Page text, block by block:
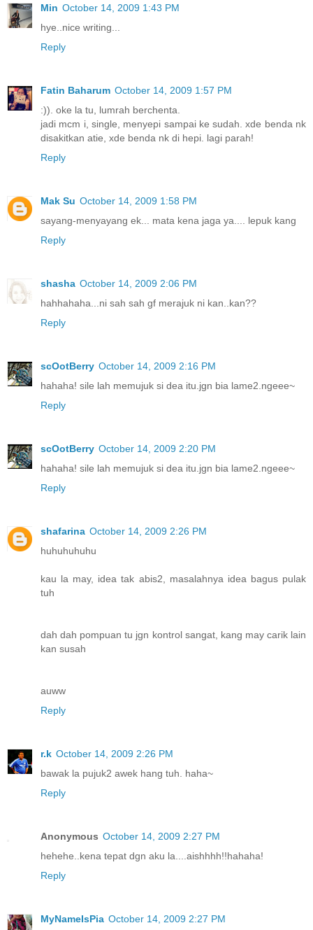
Min October 14, 2009 1:43 PM
hye..nice writing...
Reply
Fatin Baharum October 14, 2009 1:57 PM
:)). oke la tu, lumrah berchenta.
jadi mcm i, single, menyepi sampai ke sudah. xde benda nk
disakitkan atie, xde benda nk di hepi. lagi parah!
Reply
Mak Su October 14, 2009 1:58 PM
sayang-menyayang ek... mata kena jaga ya.... lepuk kang
Reply
shasha October 14, 2009 2:06 PM
hahhahaha...ni sah sah gf merajuk ni kan..kan??
Reply
scOotBerry October 14, 2009 2:16 PM
hahaha! sile lah memujuk si dea itu.jgn bia lame2.ngeee~
Reply
scOotBerry October 14, 2009 2:20 PM
hahaha! sile lah memujuk si dea itu.jgn bia lame2.ngeee~
Reply
shafarina October 14, 2009 2:26 PM
huhuhuhuhu
kau la may, idea tak abis2, masalahnya idea bagus pulak
tuh
dah dah pompuan tu jgn kontrol sangat, kang may carik lain
kan susah
auww
Reply
r.k October 14, 2009 2:26 PM
bawak la pujuk2 awek hang tuh. haha~
Reply
Anonymous October 14, 2009 2:27 PM
hehehe..kena tepat dgn aku la....aishhhh!!hahaha!
Reply
MyNameIsPia October 14, 2009 2:27 PM